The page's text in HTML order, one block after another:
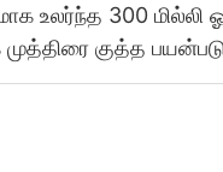
உலர்ந்த 300 மில்லி
முத்திரை குத்த
குத்த பயன்படும்